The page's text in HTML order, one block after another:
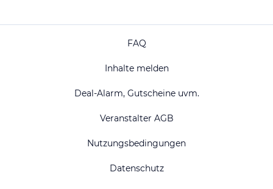
FAQ
Inhalte melden
Deal-Alarm, Gutscheine uvm.
Veranstalter AGB
Nutzungsbedingungen
Datenschutz